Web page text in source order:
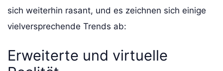
sich weiterhin rasant, und es zeichnen sich einige
vielversprechende Trends ab:
Erweiterte und virtuelle